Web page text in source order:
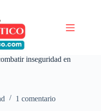
inseguridad en
1 comentario